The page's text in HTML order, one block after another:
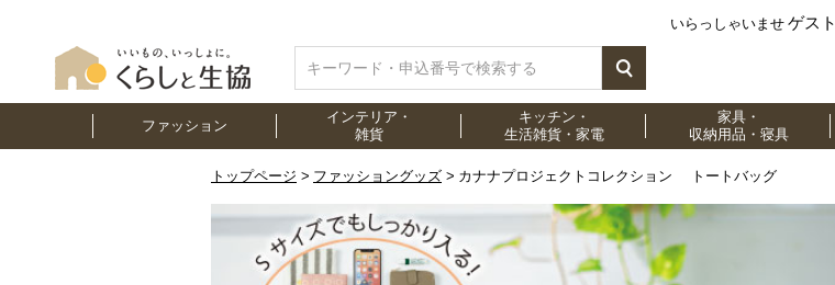
いらっしゃいませ ゲスト
ファッション
インテリア・
雑貨
キッチン・
生活雑貨・家電
家具・
収納用品・寝具
トップページ ファッショングッズ カナナプロジェクトコレクション トートバッグ